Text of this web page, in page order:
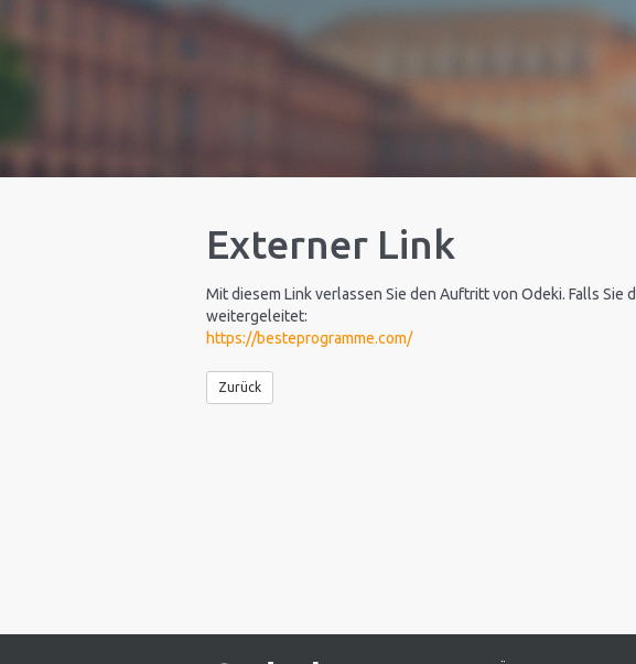
Externer Link
Mit diesem Link verlassen Sie den Auftritt von Odeki. Falls
weitergeleitet:
https://besteprogramme.com/
Zurück